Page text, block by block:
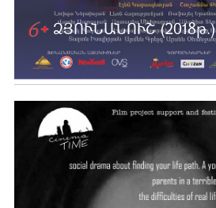
ՁՅՈՒՆԱՆՈՒՇ (2018թ.)
Ավելին …